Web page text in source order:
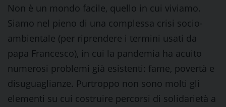
Non è un mondo facile, quello in cui viviamo.
Siamo nel pieno di una complessa crisi socio-
ambientale (per riprendere i termini usati da
papa Francesco), in cui la pandemia ha acuito
numerosi problemi già esistenti: fame, povertà e
disuguaglianze. Purtroppo non sono molti gli
elementi su cui costruire percorsi di solidarietà a